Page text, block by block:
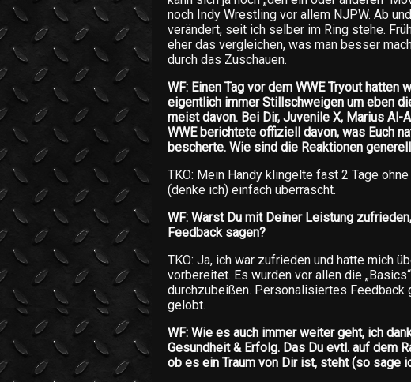
noch Indy Wrestling vor allem NJPW. Ab
verändert, seit ich selber im Ring stehe.
eher das vergleichen, was man besser
durch das Zuschauen.
WF: Einen Tag vor dem WWE Tryout hatten
eigentlich immer Stillschweigen um eben
meist davon. Bei Dir, Juvenile X, Marius Al-
WWE berichtete offiziell davon, was Euch
bescherte. Wie sind die Reaktionen
TKO: Mein Handy klingelte fast 2 Tage
(denke ich) einfach überrascht.
WF: Warst Du mit Deiner Leistung
Feedback sagen?
TKO: Ja, ich war zufrieden und hatte mich
vorbereitet. Es wurden vor allen die
durchzubeißen. Personalisiertes Feedback
gelobt.
WF: Wie es auch immer weiter geht, ich
Gesundheit & Erfolg. Das Du evtl. auf dem
ob es ein Traum von Dir ist, steht (so sage